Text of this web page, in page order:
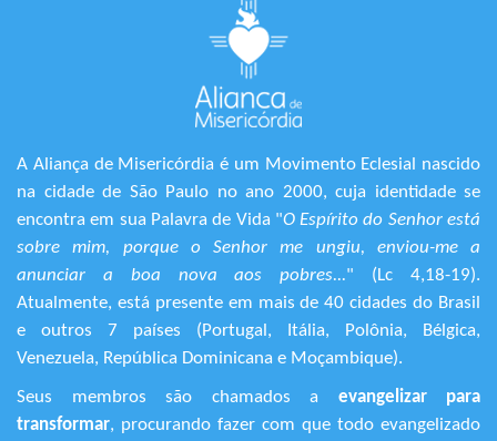
A Aliança de Misericórdia é um Movimento Eclesial nascido
na cidade de São Paulo no ano 2000, cuja identidade se
encontra em sua Palavra de Vida "O Espírito do Senhor está
sobre mim, porque o Senhor me ungiu, enviou-me a
anunciar a boa nova aos pobres..." (Lc 4,18-19).
Atualmente, está presente em mais de 40 cidades do Brasil
e outros 7 países (Portugal, Itália, Polônia, Bélgica,
Venezuela, República Dominicana e Moçambique).
Seus membros são chamados a evangelizar para
transformar, procurando fazer com que todo evangelizado